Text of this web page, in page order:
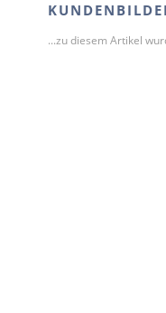
...zu diesem Artikel